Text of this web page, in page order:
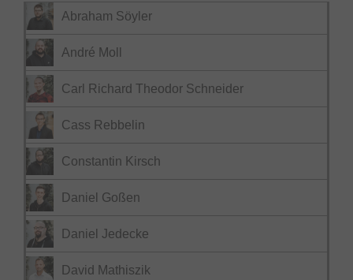
Abraham Söyler
André Moll
Carl Richard Theodor Schneider
Cass Rebbelin
Constantin Kirsch
Daniel Goßen
Daniel Jedecke
David Mathiszik